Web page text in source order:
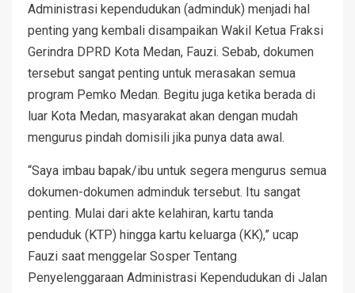
Administrasi kependudukan (adminduk) menjadi hal
penting yang kembali disampaikan Wakil Ketua Fraksi
Gerindra DPRD Kota Medan, Fauzi. Sebab, dokumen
tersebut sangat penting untuk merasakan semua
program Pemko Medan. Begitu juga ketika berada di
luar Kota Medan, masyarakat akan dengan mudah
mengurus pindah domisili jika punya data awal.
“Saya imbau bapak/ibu untuk segera mengurus semua
dokumen-dokumen adminduk tersebut. Itu sangat
penting. Mulai dari akte kelahiran, kartu tanda
penduduk (KTP) hingga kartu keluarga (KK),” ucap
Fauzi saat menggelar Sosper Tentang
Penyelenggaraan Administrasi Kependudukan di Jalan